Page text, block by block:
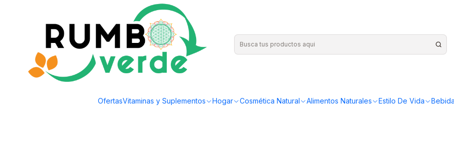
OfertasVitaminas y Suplementos Hogar Cosmética Natural Alimentos Naturales Estilo De Vida
Envío gratis por compras sobre los 59.990 en la provincia de Santiago